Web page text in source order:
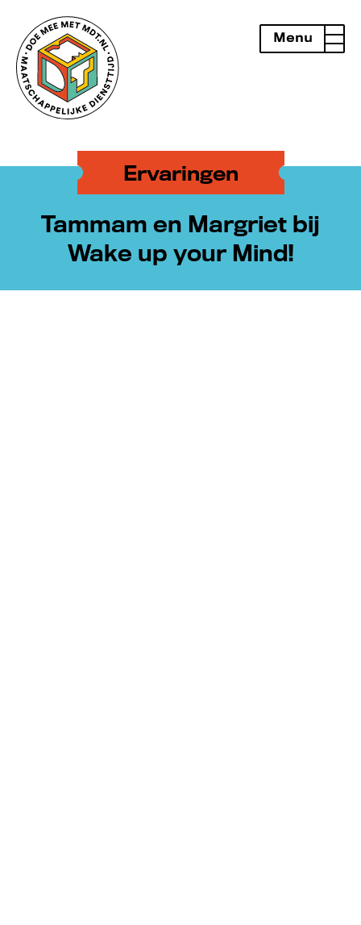
Menu
openen
Ervaringen
Tammam en Margriet bij
Wake up your Mind!